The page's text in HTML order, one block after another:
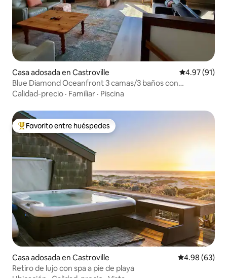
Casa adosada en Castroville Calificación
4.97 (91)
Blue Diamond Oceanfront 3 camas/3 baños con
capacidad para 7 personas
Calidad-precio · Familiar · Piscina
Favorito entre huéspedes preferido
Favorito entre huéspedes
Casa adosada en Castroville Calificación
4.98 (63)
Retiro de lujo con spa a pie de playa